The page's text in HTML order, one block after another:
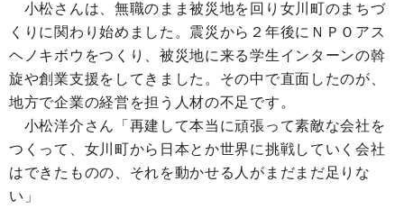
小松さんは、無職のまま被災地を回り女川町のまちづ
くりに関わり始めました。震災から２年後にＮＰＯアス
ヘノキボウをつくり、被災地に来る学生インターンの斡
旋や創業支援をしてきました。その中で直面したのが、
地方で企業の経営を担う人材の不足です。
小松洋介さん「再建して本当に頑張って素敵な会社を
つくって、女川町から日本とか世界に挑戦していく会社
はできたものの、それを動かせる人がまだまだ足りな
い」